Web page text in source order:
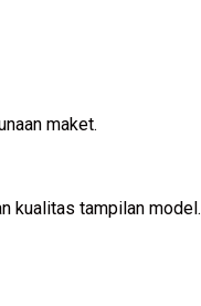
maket.
kualitas tampilan model.